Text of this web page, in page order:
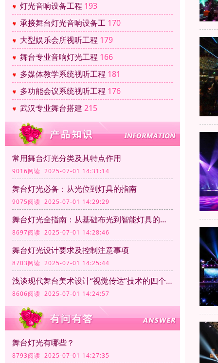
灯光音响设备工程 193
承接舞台灯光音响设备工 170
大型娱乐会所视听工程 179
舞台专业音响灯光工程 166
多媒体教学系统视听工程 181
多功能会议系统视听工程 176
武汉专业舞台搭建 215
常用舞台灯光分类及其特点作用
9016阅读 2025-07-01 14:31:14
舞台灯光必备：从光位到灯具的指南
9075阅读 2025-07-01 14:29:29
舞台灯光全指南：从基础布光到智能灯具的应用
8697阅读 2025-07-01 14:28:46
舞台灯光设计要求及控制注意事项
8703阅读 2025-07-01 14:25:44
浅谈现代舞台美术设计“视觉传达”技术的四个方面
8606阅读 2025-07-01 14:24:57
舞台灯光有哪些？
8793阅读 2025-07-01 14:27:35